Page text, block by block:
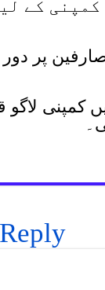
کے
پر
لاگو